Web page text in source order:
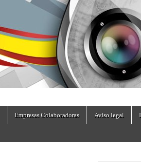
Empresas Colaboradoras Aviso legal